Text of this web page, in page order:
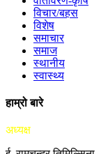
विचार/बहस
विशेष
समाचार
समाज
स्थानीय
स्वास्थ्य
हाम्रो बारे
अध्यक्ष